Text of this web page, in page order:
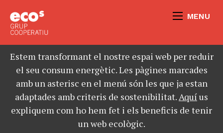
MENU
Estem transformant el nostre espai web per reduir
el seu consum energètic. Les pàgines marcades
amb un asterisc en el menú són les que ja estan
adaptades amb criteris de sostenibilitat.Aquíus
expliquem com ho hem fet i els beneficis de tenir
un web ecològic.